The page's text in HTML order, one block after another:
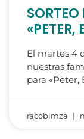
«PETER,
El martes 4
nuestras
para «Peter,
racobimza